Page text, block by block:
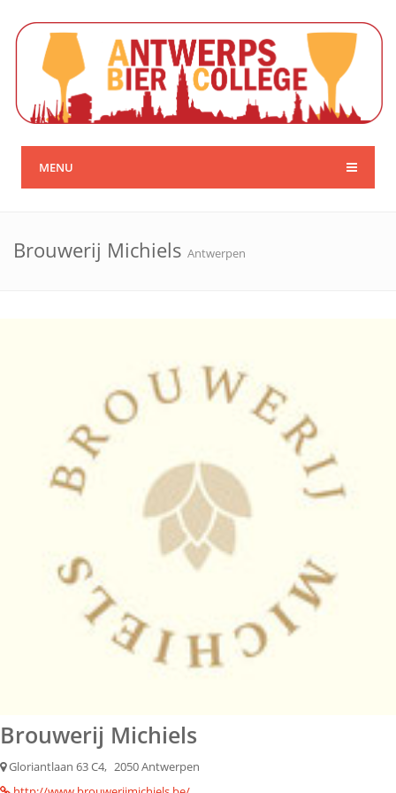
MENU
Brouwerij Michiels Antwerpen
Brouwerij Michiels
Gloriantlaan 63 C4, 2050 Antwerpen